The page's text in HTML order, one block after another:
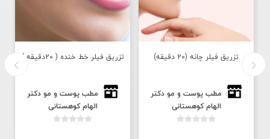
تزریق فيلر چانه (20 دقیقه)
مطب پوست و مو دكتر
الهام كوهستانى
تزریق فيلر خط خنده ( 20دقیقه )
مطب پوست و مو دكتر
الهام كوهستانى